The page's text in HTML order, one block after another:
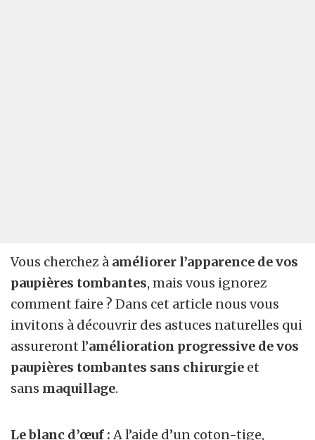
Vous cherchez à améliorer l’apparence de vos
paupières tombantes, mais vous ignorez
comment faire ? Dans cet article nous vous
invitons à découvrir des astuces naturelles qui
assureront l’amélioration progressive de vos
paupières tombantes sans chirurgie et
sans maquillage.
Le blanc d’œuf : A l’aide d’un coton-tige,